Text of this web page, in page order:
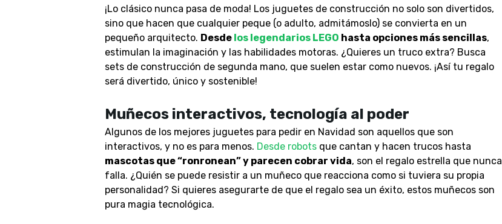
¡Lo clásico nunca pasa de moda! Los juguetes de construcción no solo son divertidos,
sino que hacen que cualquier peque (o adulto, admitámoslo) se convierta en un
pequeño arquitecto. Desde los legendarios LEGO hasta opciones más sencillas,
estimulan la imaginación y las habilidades motoras. ¿Quieres un truco extra? Busca
sets de construcción de segunda mano, que suelen estar como nuevos. ¡Así tu regalo
será divertido, único y sostenible!
Muñecos interactivos, tecnología al poder
Algunos de los mejores juguetes para pedir en Navidad son aquellos que son
interactivos, y no es para menos. Desde robotsque cantan y hacen trucos hasta
mascotas que “ronronean” y parecen cobrar vida, son el regalo estrella que nunca
falla. ¿Quién se puede resistir a un muñeco que reacciona como si tuviera su propia
personalidad? Si quieres asegurarte de que el regalo sea un éxito, estos muñecos son
pura magia tecnológica.